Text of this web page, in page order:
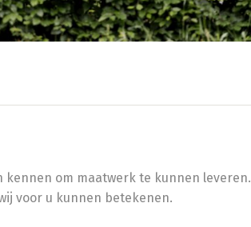
kennen om maatwerk te kunnen leveren.
voor u kunnen betekenen.